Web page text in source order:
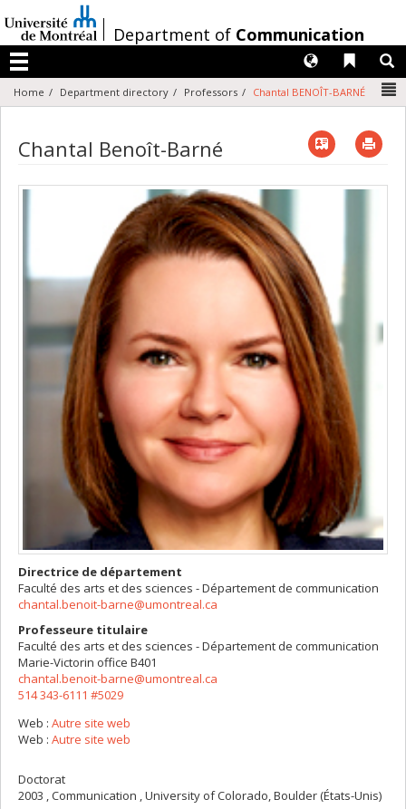
au
contenu
/Department of Communication
Menu
Liens
Langues
Home Department directory Professors Chantal BENOÎT-BARNÉ
Chantal Benoît-Barné Vcard
Directrice de département
Faculté des arts et des sciences - Département de communication
chantal.benoit-barne@umontreal.ca
Professeure titulaire
Faculté des arts et des sciences - Département de communication
Marie-Victorin office B401
chantal.benoit-barne@umontreal.ca
514 343-6111 #5029
Web : Autre site web
Web : Autre site web
Doctorat
2003 , Communication , University of Colorado, Boulder (États-Unis)